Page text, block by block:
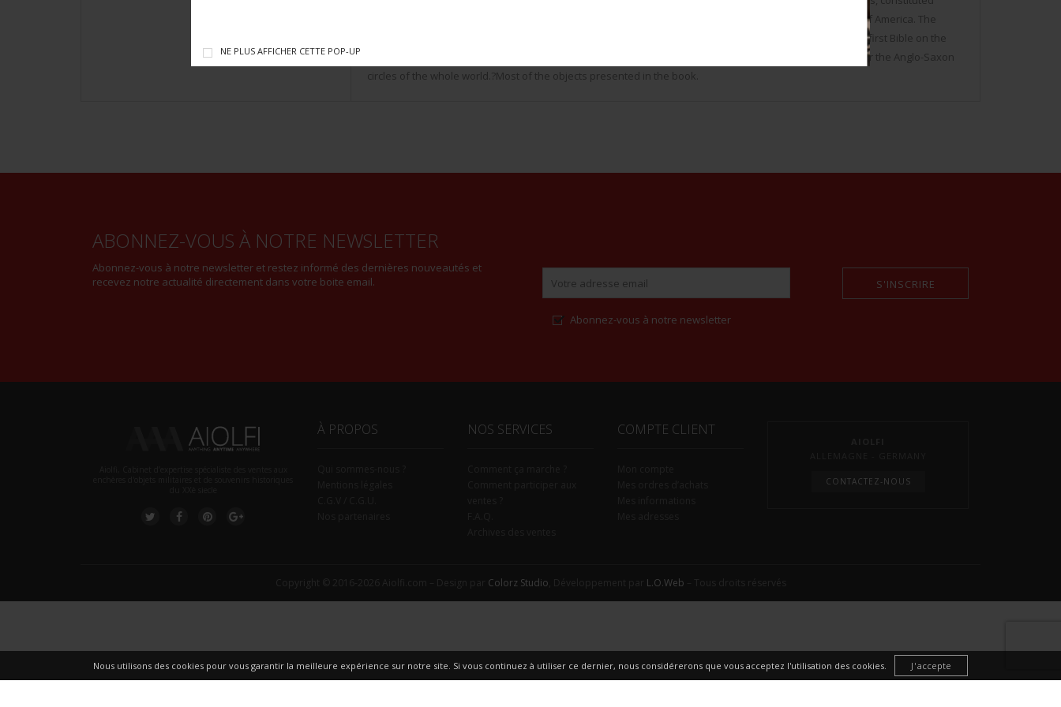
NE PLUS AFFICHER CETTE POP-UP
prematurely a practically complete reasoned catalog of the equipment of the army of the United States of America. The
importance of this collection brought his friends to convince him to write a book on the subject. It was the first Bible on the
entitled subject From Doughboy to GI published in 1993. This book became the reference on the theme for the Anglo-Saxon
circles of the whole world.?Most of the objects presented in the book.
ABONNEZ-VOUS À NOTRE NEWSLETTER
Abonnez-vous à notre newsletter et restez informé des dernières nouveautés et
recevez notre actualité directement dans votre boite email.
Abonnez-vous à notre newsletter
S'INSCRIRE
À PROPOS NOS SERVICES COMPTE CLIENT
CONTACTEZ-NOUS
Colorz Studio L.O.Web
Nous utilisons des cookies pour vous garantir la meilleure expérience sur notre site. Si vous continuez à utiliser ce dernier, nous considérerons que vous acceptez l'utilisation des cookies. J'accepte